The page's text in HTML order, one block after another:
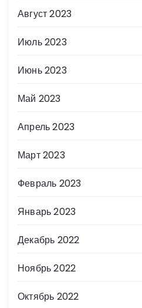
Август 2023
Июль 2023
Июнь 2023
Май 2023
Апрель 2023
Март 2023
Февраль 2023
Январь 2023
Декабрь 2022
Ноябрь 2022
Октябрь 2022